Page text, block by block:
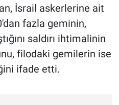
İsrail askerlerine ait
fazla geminin,
saldırı ihtimalinin
filodaki gemilerin ise
ifade etti.